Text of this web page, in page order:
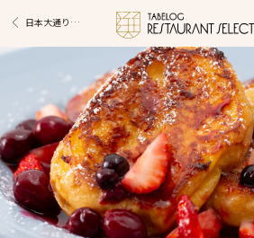
日本大通り駅グルメ